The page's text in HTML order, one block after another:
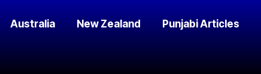
Australia New Zealand Punjabi Articles